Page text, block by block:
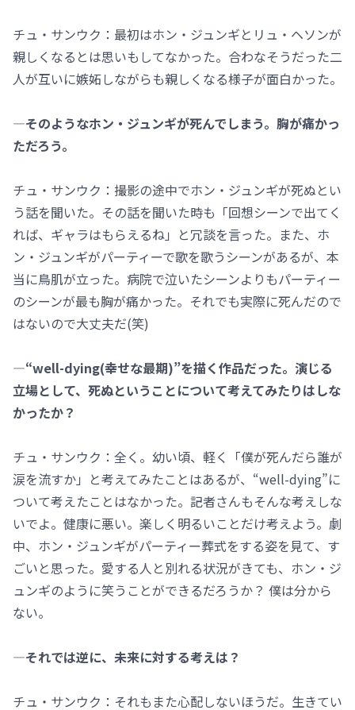
チュ・サンウク：最初はホン・ジュンギとリュ・ヘソンが
親しくなるとは思いもしてなかった。合わなそうだった二
人が互いに嫉妬しながらも親しくなる様子が面白かった。
―そのようなホン・ジュンギが死んでしまう。胸が痛かっ
ただろう。
チュ・サンウク：撮影の途中でホン・ジュンギが死ぬとい
う話を聞いた。その話を聞いた時も「回想シーンで出てく
れば、ギャラはもらえるね」と冗談を言った。また、ホ
ン・ジュンギがパーティーで歌を歌うシーンがあるが、本
当に鳥肌が立った。病院で泣いたシーンよりもパーティー
のシーンが最も胸が痛かった。それでも実際に死んだので
はないので大丈夫だ(笑)
―“well-dying(幸せな最期)”を描く作品だった。演じる
立場として、死ぬということについて考えてみたりはしな
かったか？
チュ・サンウク：全く。幼い頃、軽く「僕が死んだら誰が
涙を流すか」と考えてみたことはあるが、“well-dying”に
ついて考えたことはなかった。記者さんもそんな考えしな
いでよ。健康に悪い。楽しく明るいことだけ考えよう。劇
中、ホン・ジュンギがパーティー葬式をする姿を見て、す
ごいと思った。愛する人と別れる状況がきても、ホン・ジ
ュンギのように笑うことができるだろうか？ 僕は分から
ない。
―それでは逆に、未来に対する考えは？
チュ・サンウク：それもまた心配しないほうだ。生きてい